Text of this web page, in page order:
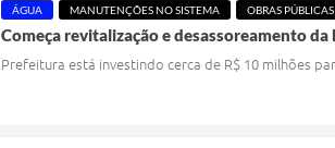
ÁGUA MANUTENÇÕES NO SISTEMA OBRAS PÚBLICAS
Começa revitalização e desassoreamento da
Prefeitura está investindo cerca de R$ 10 milhões